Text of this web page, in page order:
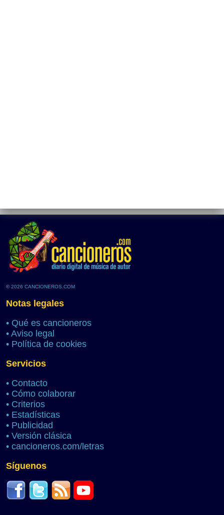
© 2026 CANCIONEROS.COM
Notas legales
• Qué es cancioneros
• Aviso legal
• Política de cookies
Servicios
• Contacto
• Cómo colaborar
• Criterios
• Estadísticas
• Publicidad
• Versión clásica
• cancioneros.com/letras
Síguenos